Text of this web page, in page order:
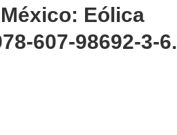
Eólica
607-98692-3-6.